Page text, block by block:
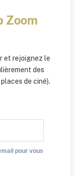
Zoom
et rejoignez le
des
de ciné).
pour vous